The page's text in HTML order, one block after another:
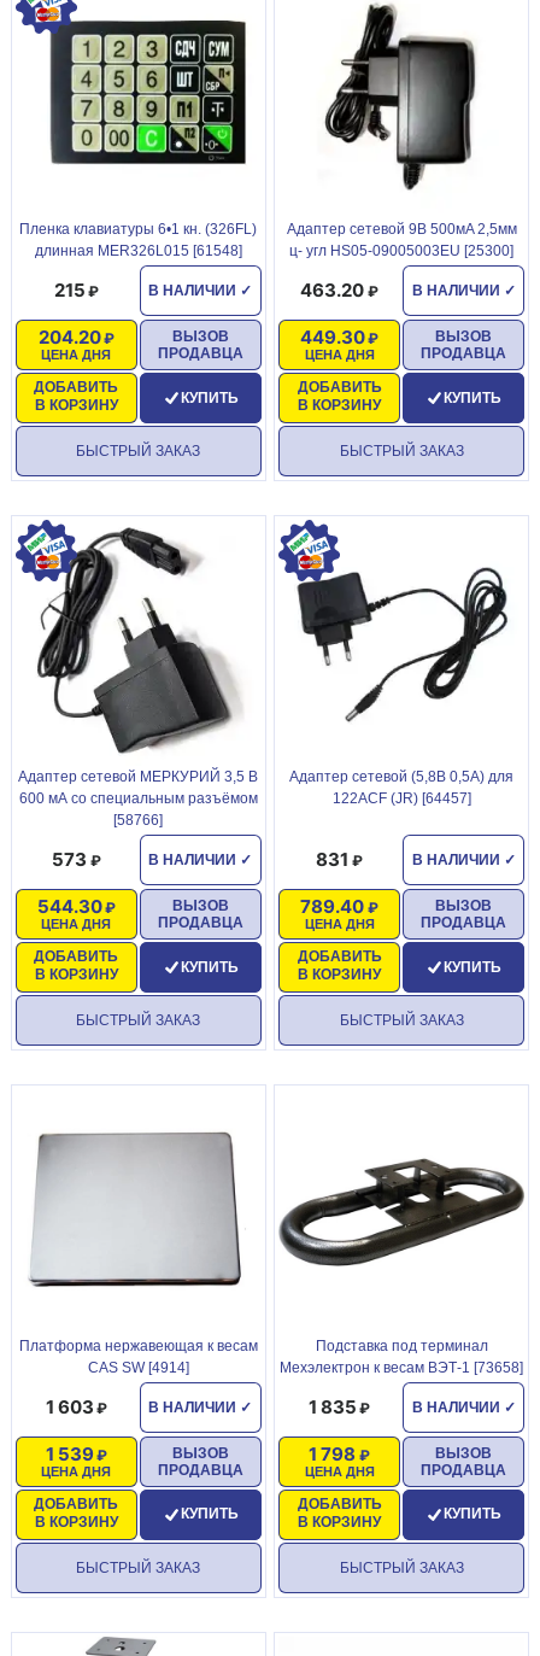
Пленка клавиатуpы 6•1 кн. (326FL)
длинная MER326L015 [61548]
В НАЛИЧИИ ✓
215
ЦЕНА ДНЯ
204.20
ДОБАВИТЬ
В КОРЗИНУ
ВЫЗОВ
ПРОДАВЦА
КУПИТЬ
БЫСТРЫЙ ЗАКАЗ
Адаптер сетевой 9В 500мA 2,5мм
ц- угл HS05-09005003EU [25300]
В НАЛИЧИИ ✓
463.20
ЦЕНА ДНЯ
449.30
ДОБАВИТЬ
В КОРЗИНУ
ВЫЗОВ
ПРОДАВЦА
КУПИТЬ
БЫСТРЫЙ ЗАКАЗ
Адаптер сетевой МЕРКУРИЙ 3,5 В
600 мА со специальным разъёмом
[58766]
В НАЛИЧИИ ✓
573
ЦЕНА ДНЯ
544.30
ДОБАВИТЬ
В КОРЗИНУ
ВЫЗОВ
ПРОДАВЦА
КУПИТЬ
БЫСТРЫЙ ЗАКАЗ
Адаптер сетевой (5,8В 0,5A) для
122ACF (JR) [64457]
В НАЛИЧИИ ✓
831
ЦЕНА ДНЯ
789.40
ДОБАВИТЬ
В КОРЗИНУ
ВЫЗОВ
ПРОДАВЦА
КУПИТЬ
БЫСТРЫЙ ЗАКАЗ
Платформа нержавеющая к весам
CAS SW [4914]
В НАЛИЧИИ ✓
1 603
ЦЕНА ДНЯ
1 539
ДОБАВИТЬ
В КОРЗИНУ
ВЫЗОВ
ПРОДАВЦА
КУПИТЬ
БЫСТРЫЙ ЗАКАЗ
Подставка под терминал
Мехэлектрон к весам ВЭТ-1 [73658]
В НАЛИЧИИ ✓
1 835
ЦЕНА ДНЯ
1 798
ДОБАВИТЬ
В КОРЗИНУ
ВЫЗОВ
ПРОДАВЦА
КУПИТЬ
БЫСТРЫЙ ЗАКАЗ